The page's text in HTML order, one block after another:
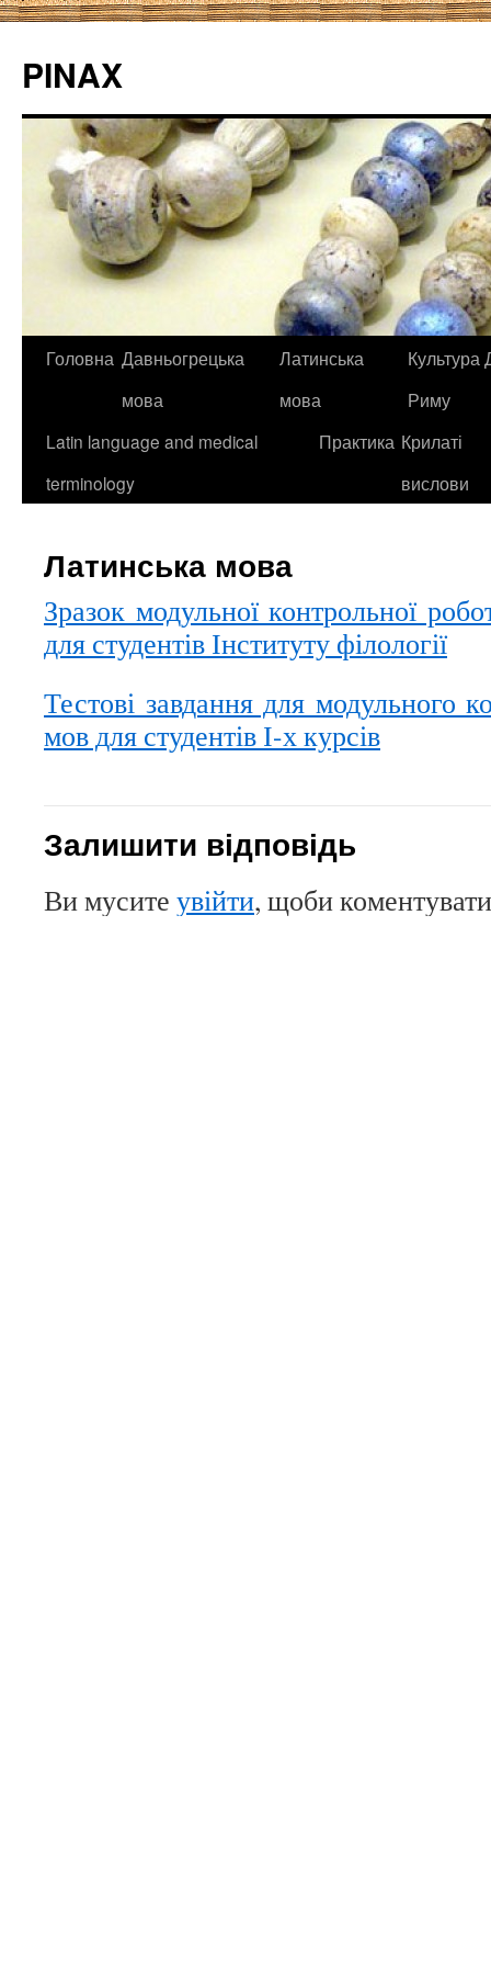
PINAX
Головна Давньогрецька
мова
Латинська
мова
Культура
Риму
Latin language and medical
terminology
Практика Крилаті
вислови
Латинська мова
Зразок модульної контрольної
для студентів Інституту філології
Тестові завдання для модульного
мов для студентів І-х курсів
Залишити відповідь
Ви мусите увійти, щоби